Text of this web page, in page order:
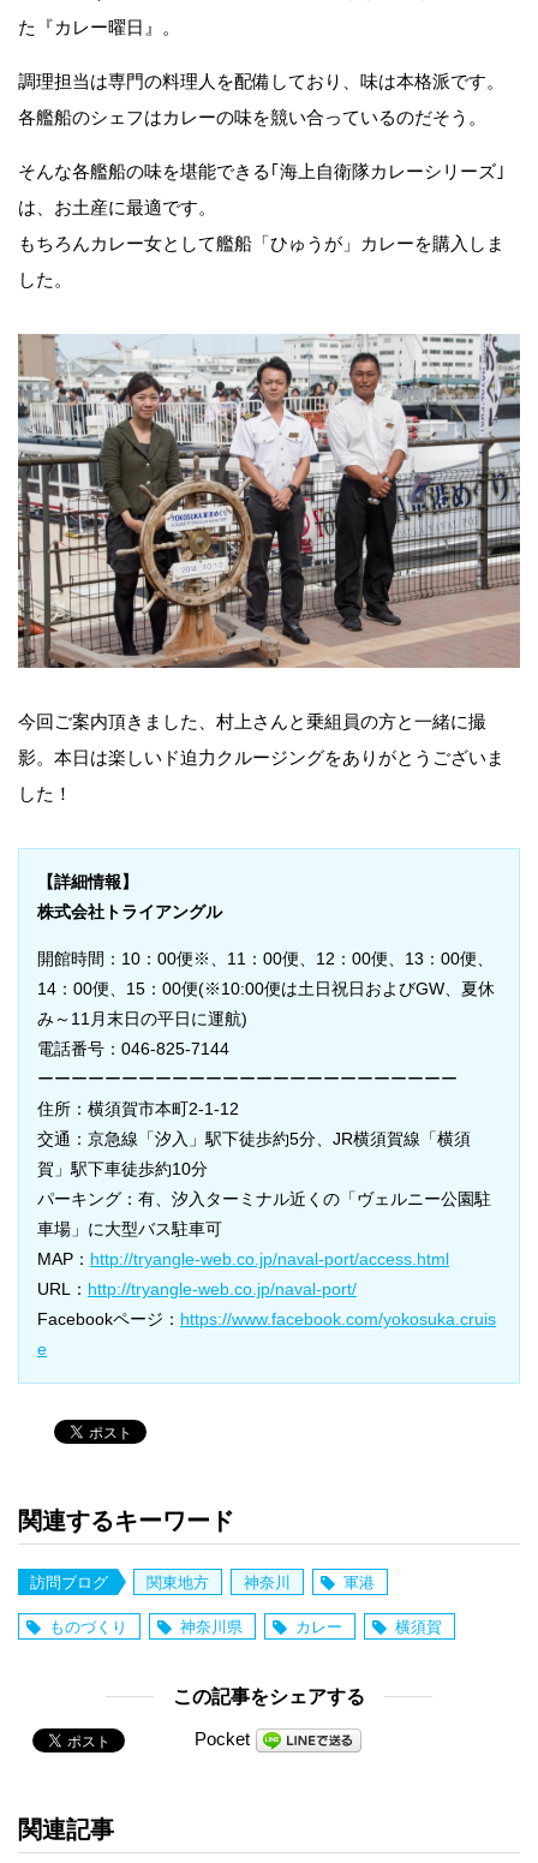
た『カレー曜日』。
調理担当は専門の料理人を配備しており、味は本格派です。
各艦船のシェフはカレーの味を競い合っているのだそう。
そんな各艦船の味を堪能できる｢海上自衛隊カレーシリーズ｣
は、お土産に最適です。
もちろんカレー女として艦船「ひゅうが」カレーを購入しま
した。
今回ご案内頂きました、村上さんと乗組員の方と一緒に撮
影。本日は楽しいド迫力クルージングをありがとうございま
した！
【詳細情報】
株式会社トライアングル
開館時間：10：00便※、11：00便、12：00便、13：00便、
14：00便、15：00便(※10:00便は土日祝日およびGW、夏休
み～11月末日の平日に運航)
電話番号：046-825-7144
ーーーーーーーーーーーーーーーーーーーーーーーーー
住所：横須賀市本町2-1-12
交通：京急線「汐入」駅下徒歩約5分、JR横須賀線「横須
賀」駅下車徒歩約10分
パーキング：有、汐入ターミナル近くの「ヴェルニー公園駐
車場」に大型バス駐車可
MAP： http://tryangle-web.co.jp/naval-port/access.html
URL： http://tryangle-web.co.jp/naval-port/
Facebookページ： https://www.facebook.com/yokosuka.cruis
e
関連するキーワード
訪問ブログ 関東地方 神奈川 軍港
ものづくり 神奈川県 カレー 横須賀
この記事をシェアする
Pocket
関連記事